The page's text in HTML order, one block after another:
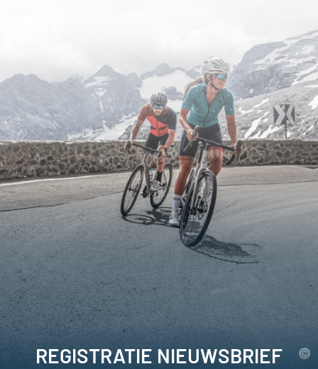
REGISTRATIE NIEUWSBRIEF